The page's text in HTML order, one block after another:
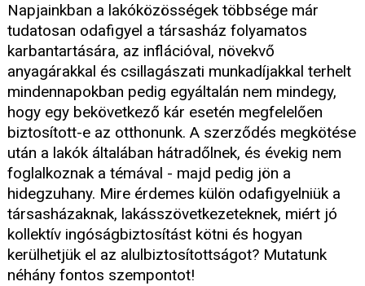
Napjainkban a lakóközösségek többsége már
tudatosan odafigyel a társasház folyamatos
karbantartására, az inflációval, növekvő
anyagárakkal és csillagászati munkadíjakkal terhelt
mindennapokban pedig egyáltalán nem mindegy,
hogy egy bekövetkező kár esetén megfelelően
biztosított-e az otthonunk. A szerződés megkötése
után a lakók általában hátradőlnek, és évekig nem
foglalkoznak a témával - majd pedig jön a
hidegzuhany. Mire érdemes külön odafigyelniük a
társasházaknak, lakásszövetkezeteknek, miért jó
kollektív ingóságbiztosítást kötni és hogyan
kerülhetjük el az alulbiztosítottságot? Mutatunk
néhány fontos szempontot!